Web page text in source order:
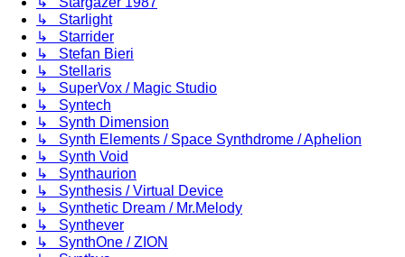
↳ Starlight
↳ Starrider
↳ Stefan Bieri
↳ Stellaris
↳ SuperVox / Magic Studio
↳ Syntech
↳ Synth Dimension
↳ Synth Elements / Space Synthdrome / Aphelion
↳ Synth Void
↳ Synthaurion
↳ Synthesis / Virtual Device
↳ Synthetic Dream / Mr.Melody
↳ Synthever
↳ SynthOne / ZION